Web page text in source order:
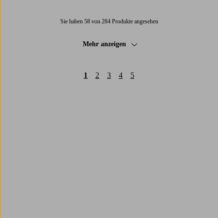
Sie haben 58 von 284 Produkte angesehen
Mehr anzeigen
1 2 3 4 5